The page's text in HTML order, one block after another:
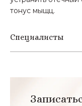
тонус мыщц.
Специалисты